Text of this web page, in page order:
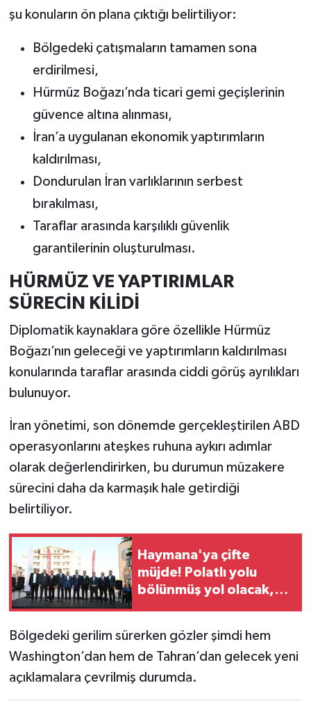
şu konuların ön plana çıktığı belirtiliyor:
Bölgedeki çatışmaların tamamen sona
erdirilmesi,
Hürmüz Boğazı’nda ticari gemi geçişlerinin
güvence altına alınması,
İran’a uygulanan ekonomik yaptırımların
kaldırılması,
Dondurulan İran varlıklarının serbest
bırakılması,
Taraflar arasında karşılıklı güvenlik
garantilerinin oluşturulması.
HÜRMÜZ VE YAPTIRIMLAR
SÜRECİN KİLİDİ
Diplomatik kaynaklara göre özellikle Hürmüz
Boğazı’nın geleceği ve yaptırımların kaldırılması
konularında taraflar arasında ciddi görüş ayrılıkları
bulunuyor.
İran yönetimi, son dönemde gerçekleştirilen ABD
operasyonlarını ateşkes ruhuna aykırı adımlar
olarak değerlendirirken, bu durumun müzakere
sürecini daha da karmaşık hale getirdiği
belirtiliyor.
Haymana'ya çifte
müjde! Polatlı yolu
bölünmüş yol olacak,
Bölgedeki gerilim sürerken gözler şimdi hem
Washington’dan hem de Tahran’dan gelecek yeni
açıklamalara çevrilmiş durumda.